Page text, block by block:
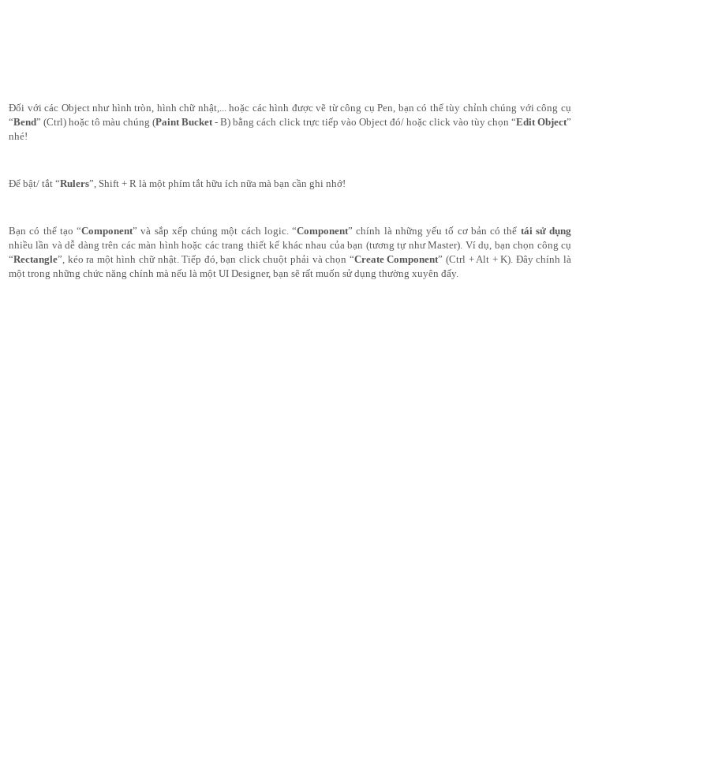
Đối với các Object như hình tròn, hình chữ nhật,... hoặc các hình được vẽ từ công cụ Pen, bạn có thể tùy chỉnh chúng với công cụ
“Bend” (Ctrl) hoặc tô màu chúng (Paint Bucket - B) bằng cách click trực tiếp vào Object đó/ hoặc click vào tùy chọn “Edit Object”
nhé!
Để bật/ tắt “Rulers”, Shift + R là một phím tắt hữu ích nữa mà bạn cần ghi nhớ!
Bạn có thể tạo “Component” và sắp xếp chúng một cách logic. “Component” chính là những yếu tố cơ bản có thể tái sử dụng
nhiều lần và dễ dàng trên các màn hình hoặc các trang thiết kế khác nhau của bạn (tương tự như Master). Ví dụ, bạn chọn công cụ
“Rectangle”, kéo ra một hình chữ nhật. Tiếp đó, bạn click chuột phải và chọn “Create Component” (Ctrl + Alt + K). Đây chính là
một trong những chức năng chính mà nếu là một UI Designer, bạn sẽ rất muốn sử dụng thường xuyên đấy.